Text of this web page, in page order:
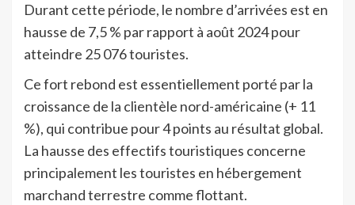
Durant cette période, le nombre d’arrivées est en
hausse de 7,5 % par rapport à août 2024 pour
atteindre 25 076 touristes.
Ce fort rebond est essentiellement porté par la
croissance de la clientèle nord-américaine (+ 11
%), qui contribue pour 4 points au résultat global.
La hausse des effectifs touristiques concerne
principalement les touristes en hébergement
marchand terrestre comme flottant.